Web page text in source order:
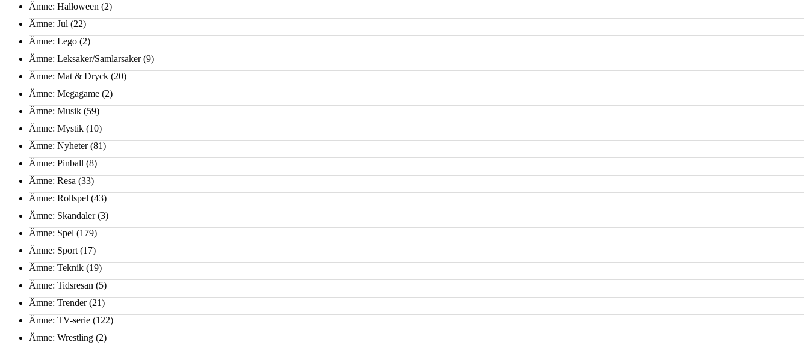
Ämne: Halloween (2)
Ämne: Jul (22)
Ämne: Lego (2)
Ämne: Leksaker/Samlarsaker(9)
Ämne: Mat & Dryck (20)
Ämne: Megagame (2)
Ämne: Musik (59)
Ämne: Mystik (10)
Ämne: Nyheter(81)
Ämne: Pinball (8)
Ämne: Resa (33)
Ämne: Rollspel (43)
Ämne: Skandaler(3)
Ämne: Spel (179)
Ämne: Sport (17)
Ämne: Teknik (19)
Ämne: Tidsresan (5)
Ämne: Trender(21)
Ämne: TV-serie (122)
Ämne: Wrestling (2)